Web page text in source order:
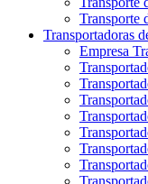
Transporte
Transportadoras
Empresa